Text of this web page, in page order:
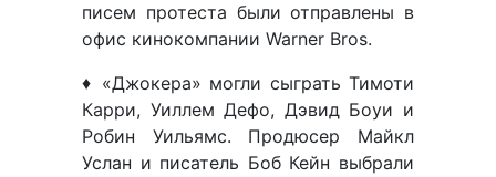
писем протеста были отправлены в
офис кинокомпании Warner Bros.
♦ «Джокера» могли сыграть Тимоти
Карри, Уиллем Дефо, Дэвид Боуи и
Робин Уильямс. Продюсер Майкл
Услан и писатель Боб Кейн выбрали